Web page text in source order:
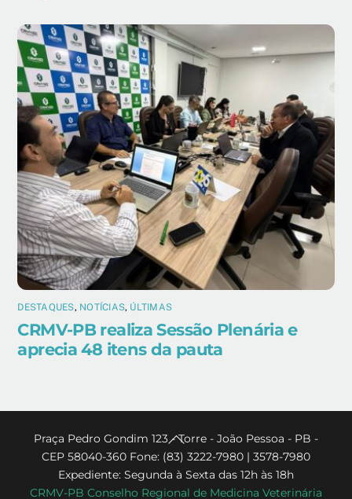
DESTAQUES, NOTÍCIAS, ÚLTIMAS
CRMV-PB realiza Sessão Plenária e
aprecia 48 itens da pauta
Back
To
Top
Praça Pedro Gondim 123 - Torre - João Pessoa - PB -
CEP 58040-360 Fone: (83) 3222-7980 | 3578-7980
Expediente: Segunda à Sexta das 12h às 18h
CRMV-PB Conselho Regional de Medicina Veterinária